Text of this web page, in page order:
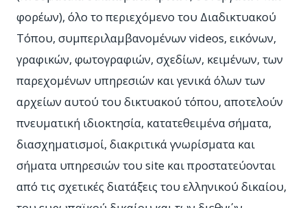
φορέων), όλο το περιεχόμενο του Διαδικτυακού
Τόπου, συμπεριλαμβανομένων videos, εικόνων,
γραφικών, φωτογραφιών, σχεδίων, κειμένων, των
παρεχομένων υπηρεσιών και γενικά όλων των
αρχείων αυτού του δικτυακού τόπου, αποτελούν
πνευματική ιδιοκτησία, κατατεθειμένα σήματα,
διασχηματισμοί, διακριτικά γνωρίσματα και
σήματα υπηρεσιών του site και προστατεύονται
από τις σχετικές διατάξεις του ελληνικού δικαίου,